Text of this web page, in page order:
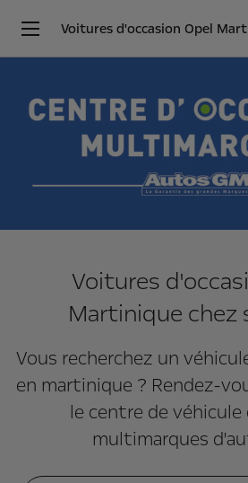
Voitures d'occasion Opel
Voitures
Martinique chez
Vous recherchez un
en martinique ? Rendez-
le centre de véhicule
multimarques